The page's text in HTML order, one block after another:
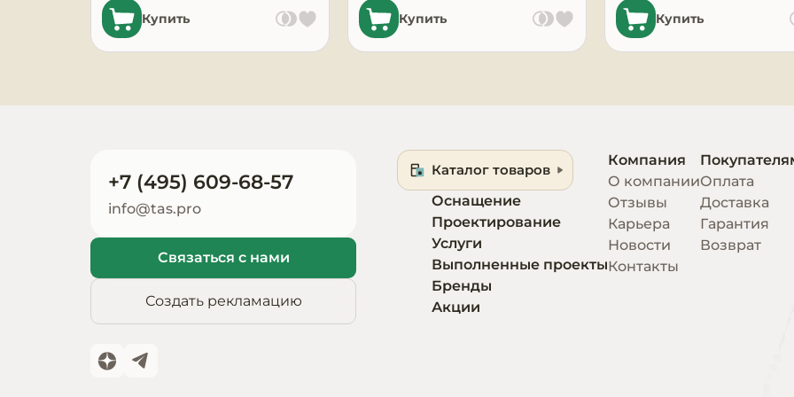
Запчасти для
Купить Купить Купить
+7 (495) 609-68-57
info@tas.pro
Связаться с нами
Создать рекламацию
Каталог товаров
Оснащение
Проектирование
Услуги
Выполненные проекты
Бренды
Акции
Компания
О компании
Отзывы
Карьера
Новости
Контакты
Оплата
Доставка
Гарантия
Возврат